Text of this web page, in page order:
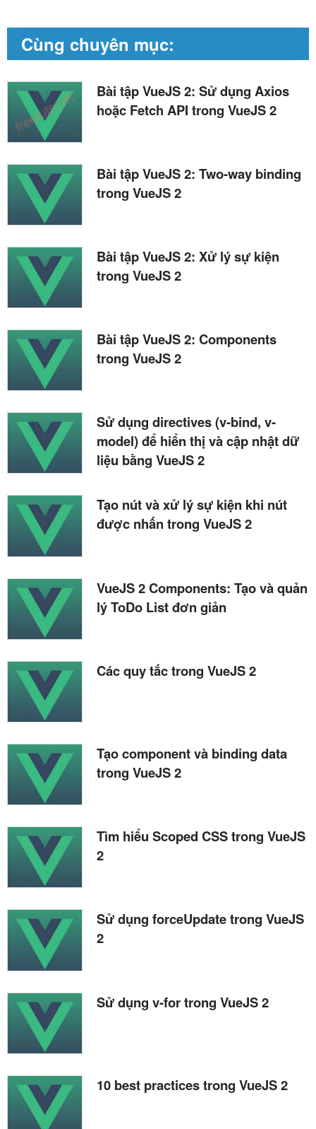
Cùng chuyên mục:
Bài tập VueJS 2: Sử dụng Axios
hoặc Fetch API trong VueJS 2
Bài tập VueJS 2: Two-way binding
trong VueJS 2
Bài tập VueJS 2: Xử lý sự kiện
trong VueJS 2
Bài tập VueJS 2: Components
trong VueJS 2
Sử dụng directives (v-bind, v-
model) để hiển thị và cập nhật dữ
liệu bằng VueJS 2
Tạo nút và xử lý sự kiện khi nút
được nhấn trong VueJS 2
VueJS 2 Components: Tạo và quản
lý ToDo List đơn giản
Các quy tắc trong VueJS 2
Tạo component và binding data
trong VueJS 2
Tìm hiểu Scoped CSS trong VueJS
2
Sử dụng forceUpdate trong VueJS
2
Sử dụng v-for trong VueJS 2
10 best practices trong VueJS 2